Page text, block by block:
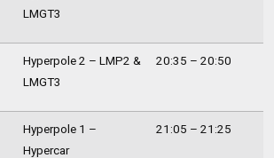
LMGT3
Hyperpole 2 – LMP2 &
LMGT3
20:35 – 20:50
Hyperpole 1 –
Hypercar
21:05 – 21:25